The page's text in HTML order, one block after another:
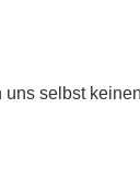
selbst